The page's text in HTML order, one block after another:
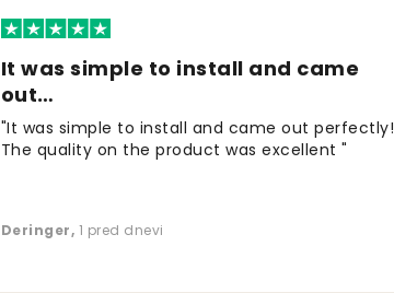
It was simple to install and came
out…
"It was simple to install and came out perfectly!
The quality on the product was excellent "
Deringer, 1 pred dnevi